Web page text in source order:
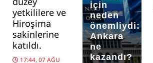
yetkililere ve
Hiroşima
sakinlerine
katıldı.
17:44, 07 AĞU
için
neden
önemliydi:
Ankara
ne
kazandı?